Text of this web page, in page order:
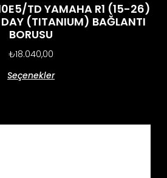
TD YAMAHA R1 (15-26)
(TITANIUM) BAĞLANTI
BORUSU
₺18.040,00
Seçenekler